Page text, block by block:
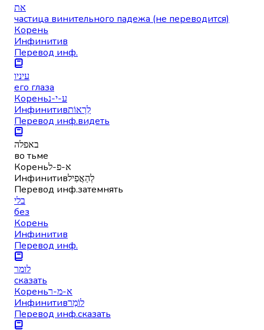
את
частица винительного падежа (не переводится)
Корень
Инфинитив
Перевод инф.
עיניו
его глаза
Кореньע-י-נ
Инфинитивלִרְאוֹת
Перевод инф.видеть
באפלה
во тьме
Кореньא-פ-ל
Инфинитивלְהַאֲפִיל
Перевод инф.затемнять
בלי
без
Корень
Инфинитив
Перевод инф.
לומר
сказать
Кореньא-מ-ר
Инфинитивלוֹמַר
Перевод инф.сказать